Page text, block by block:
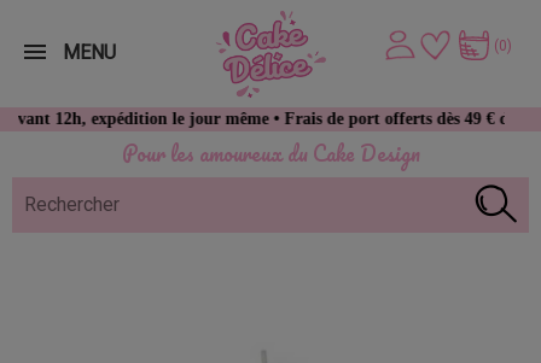
Pour les amoureux du Cake Design
12h, expédition le jour même • Frais de port offerts dès 49 € d’achat
(0)
MENU